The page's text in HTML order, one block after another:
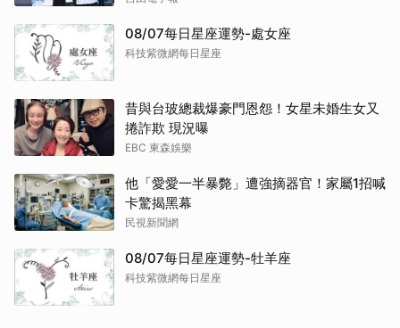
08/07每日星座運勢-處女座
科技紫微網每日星座
昔與台玻總裁爆豪門恩怨！女星未婚生女又
捲詐欺 現況曝
EBC 東森娛樂
他「愛愛一半暴斃」遭強摘器官！家屬1招喊
卡驚揭黑幕
民視新聞網
08/07每日星座運勢-牡羊座
科技紫微網每日星座